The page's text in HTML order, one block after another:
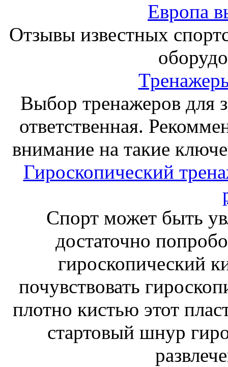
Европа
Отзывы известных
Выбор тренажеров для
ответственная.
внимание на такие
Гироскопический
Спорт может быть
достаточно
гироскопический
почувствовать
плотно кистью этот
стартовый шнур